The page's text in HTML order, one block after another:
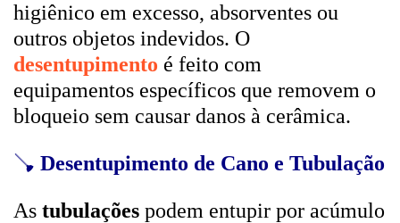
higiênico em excesso, absorventes ou
outros objetos indevidos. O
desentupimento é feito com
equipamentos específicos que removem o
bloqueio sem causar danos à cerâmica.
🪠 Desentupimento de Cano e Tubulação
As tubulações podem entupir por acúmulo